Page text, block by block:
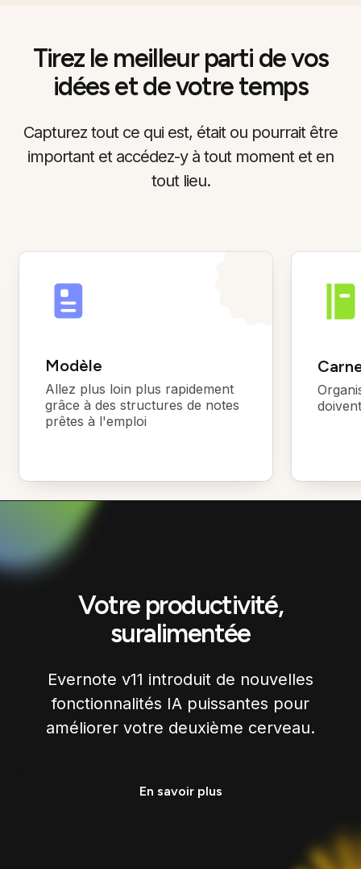
Tirez le meilleur parti de vos
idées et de votre temps
Capturez tout ce qui est, était ou pourrait être
important et accédez-y à tout moment et en
tout lieu.
Modèle
Allez plus loin plus rapidement
grâce à des structures de notes
prêtes à l'emploi
Votre productivité,
suralimentée
Evernote v11 introduit de nouvelles
fonctionnalités IA puissantes pour
améliorer votre deuxième cerveau.
En savoir plus